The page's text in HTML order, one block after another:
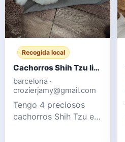
Recogida local
Cachorros Shih Tzu listos para entregar
barcelona ·
crozierjamy@gmail.com
Tengo 4 preciosos
cachorros Shih Tzu en